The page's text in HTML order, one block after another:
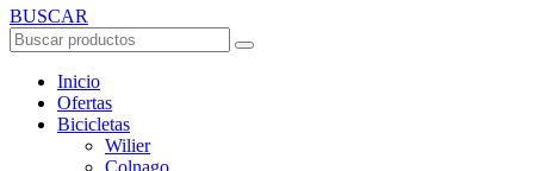
BUSCAR
Inicio
Ofertas
Bicicletas
Wilier
Colnago